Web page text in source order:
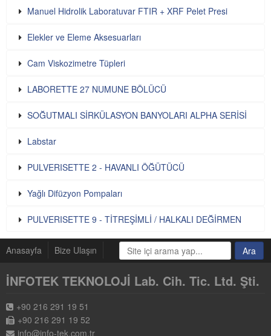
Manuel Hidrolik Laboratuvar FTIR + XRF Pelet Presi
Elekler ve Eleme Aksesuarları
Cam Viskozimetre Tüpleri
LABORETTE 27 NUMUNE BÖLÜCÜ
SOĞUTMALI SİRKÜLASYON BANYOLARI ALPHA SERİSİ
Labstar
PULVERISETTE 2 - HAVANLI ÖĞÜTÜCÜ
Yağlı Difüzyon Pompaları
PULVERISETTE 9 - TİTREŞİMLİ / HALKALI DEĞİRMEN
Anasayfa Bize Ulaşın
İNFOTEK TEKNOLOJİ Lab. Cih. Tic. Ltd. Şti.
+90 216 291 19 51
+90 216 291 19 52
info@info-tek.com.tr